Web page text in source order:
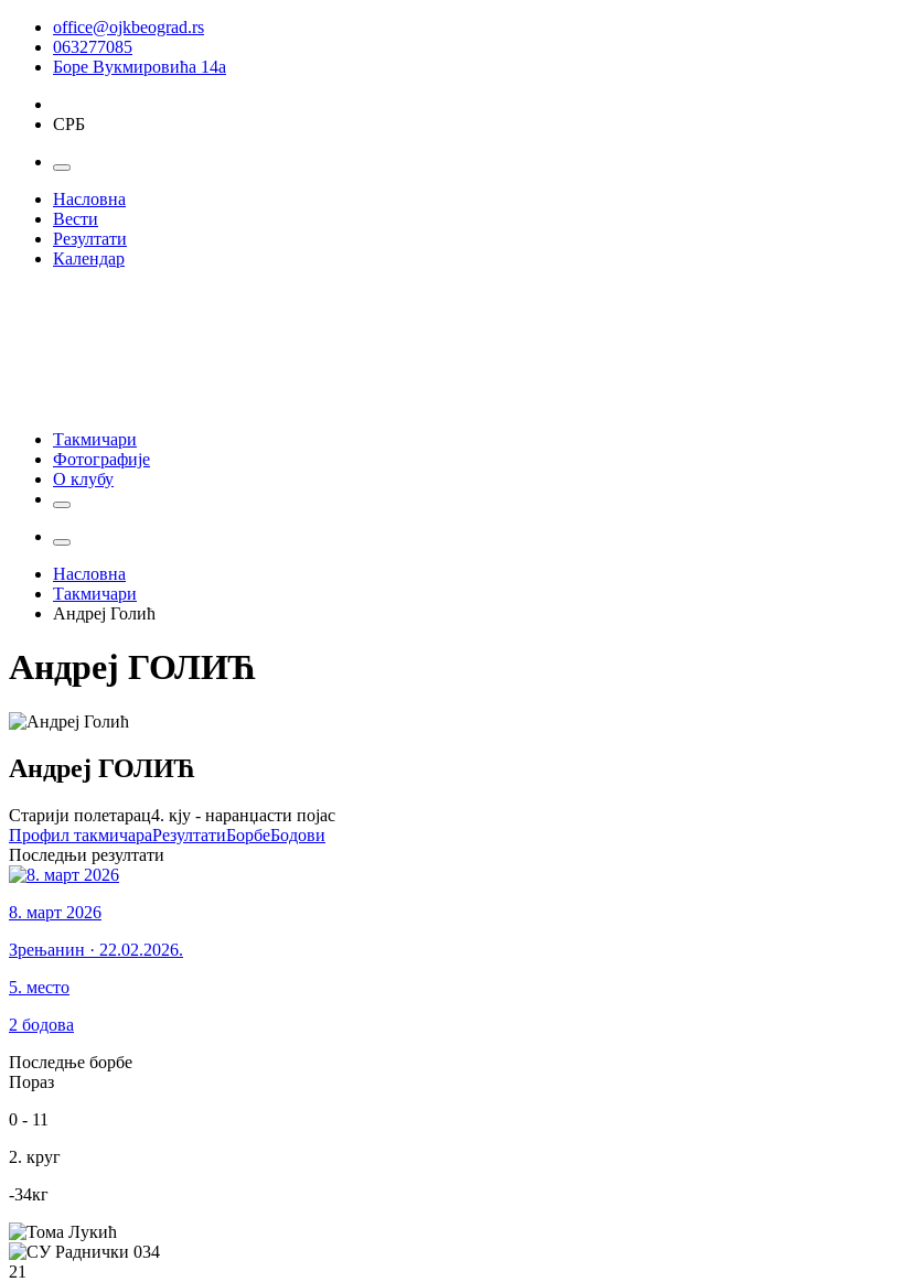
office@ojkbeograd.rs
063277085
Боре Вукмировића 14а
СРБ
Насловна
Вести
Резултати
Календар
Такмичари
Фотографије
О клубу
Насловна
Такмичари
Андреј Голић
Андреј ГОЛИЋ
Андреј ГОЛИЋ
Старији полетарац4. кју - наранџасти појас
Профил такмичараРезултатиБорбеБодови
Последњи резултати
8. март 2026
Зрењанин · 22.02.2026.
5. место
2 бодова
Последње борбе
Пораз
0 - 11
2. круг
-34кг
21